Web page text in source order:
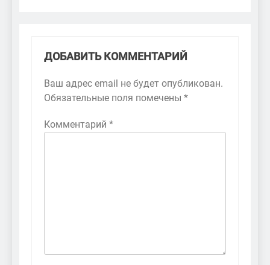
ДОБАВИТЬ КОММЕНТАРИЙ
Ваш адрес email не будет опубликован.
Обязательные поля помечены *
Комментарий *